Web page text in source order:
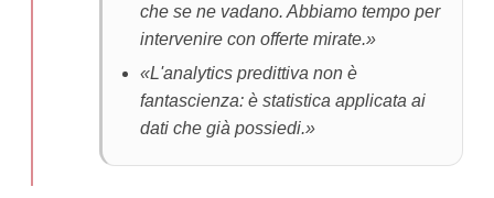
che se ne vadano. Abbiamo tempo per
intervenire con offerte mirate.»
«L'analytics predittiva non è
fantascienza: è statistica applicata ai
dati che già possiedi.»